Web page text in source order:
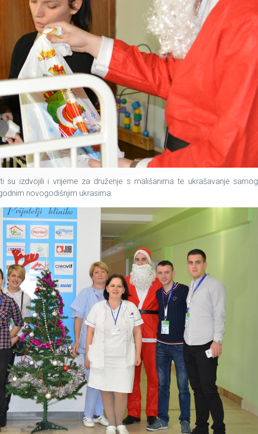
su izdvojili i vrijeme za druženje s mališanima te ukrašavanje samog
novogodišnjim ukrasima.